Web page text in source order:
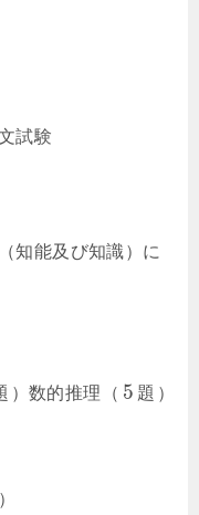
試験
知能及び知識）に
）数的推理（ 5 題 ）